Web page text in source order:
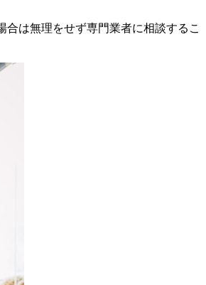
は無理をせず専門業者に相談するこ